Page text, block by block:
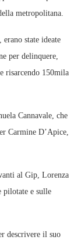
metropolitana.
state ideate
per delinquere,
risarcendo 150mila
Cannavale, che
Carmine D’Apice,
al Gip, Lorenza
pilotate e sulle
descrivere il suo